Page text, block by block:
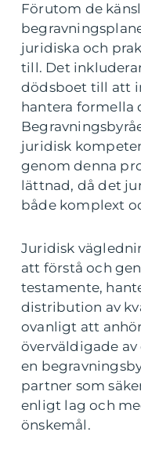
Förutom de
juridiska och
till. Det
dödsboet till att
hantera formella
juridisk
genom denna
lättnad, då det
både komplext
Juridisk
att förstå och
testamente,
distribution av
ovanligt att
överväldigade
en
partner som
enligt lag och
önskemål.